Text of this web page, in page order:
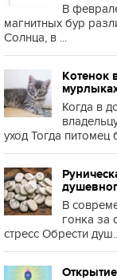
В
магнитных бур
Солнца, в ...
Котенок
Когда в
уход Тогда питомец
В
гонка за
стресс Обрести душ...